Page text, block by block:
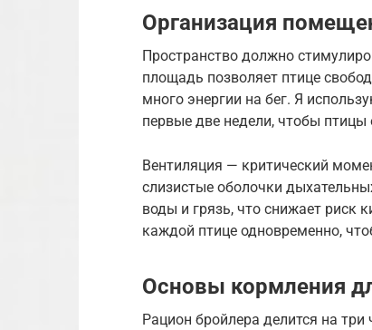
Организация
Пространство должно
площадь позволяет птице
много энергии на бег. Я
первые две недели, чтобы птицы
Вентиляция — критический
слизистые оболочки
воды и грязь, что снижает
каждой птице одновременно,
Основы кормления
Рацион бройлера делится на